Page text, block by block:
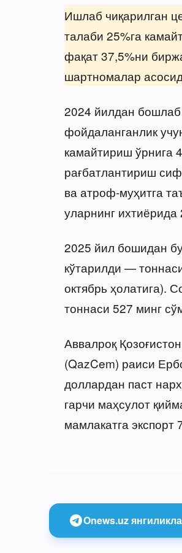
Ишлаб чиқарилган
талаби 25%га
фақат 37,5%ни
шартномалар
2024 йилдан
фойдаланганлик
камайтириш ўрнига
рағбатлантириш
ва атроф-муҳитга
уларнинг
2025 йил бошидан
кўтарилди —
октябрь ҳолатига).
тоннаси 527 минг
Аввалроқ
(QazCem) раиси
доллардан паст
гарчи маҳсулот
мамлакатга
Onews.uz